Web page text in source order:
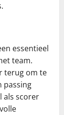
essentieel
team.
terug om te
passing
als scorer